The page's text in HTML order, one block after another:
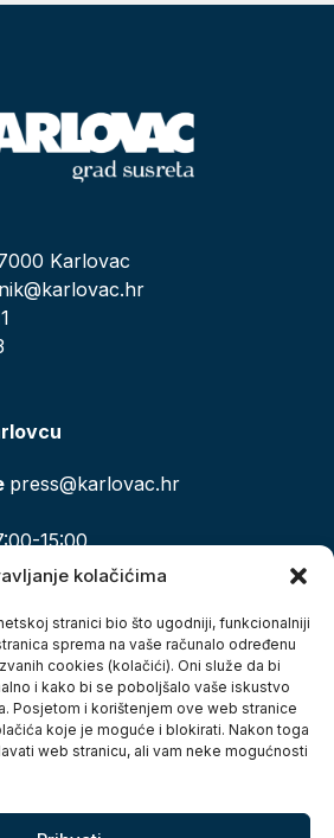
kolačićima
stranici bio što ugodniji, funkcionalniji
sprema na vaše računalo određenu
cookies (kolačići). Oni služe da bi
i kako bi se poboljšalo vaše iskustvo
Posjetom i korištenjem ove web stranice
koje je moguće i blokirati. Nakon toga
web stranicu, ali vam neke mogućnosti
Karlovac
press@karlovac.hr
15:00